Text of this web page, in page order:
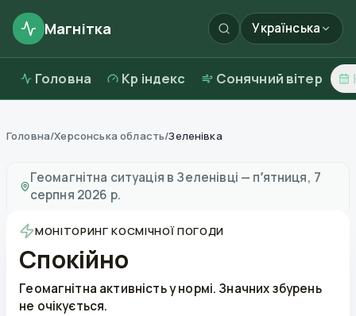
Магнітка Українська
Головна Kp індекс Сонячний вітер
Головна/Херсонська область/Зеленівка
Геомагнітна ситуація в Зеленівці — пʼятниця, 7
серпня 2026 р.
МОНІТОРИНГ КОСМІЧНОЇ ПОГОДИ
Спокійно
Геомагнітна активність у нормі. Значних збурень
не очікується.